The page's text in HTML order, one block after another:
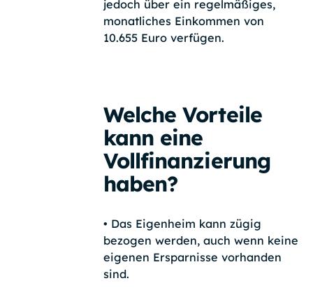
jedoch über ein regelmäßiges,
monatliches Einkommen von
10.655 Euro verfügen.
Welche Vorteile
kann eine
Vollfinanzierung
haben?
• Das Eigenheim kann zügig
bezogen werden, auch wenn keine
eigenen Ersparnisse vorhanden
sind.